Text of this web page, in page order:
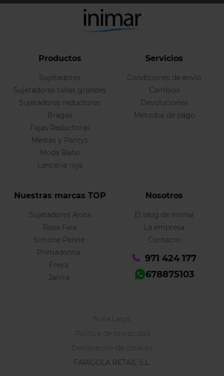
Productos
Sujetadores
Sujetadores tallas grandes
Sujetadores reductores
Bragas
Fajas Reductoras
Medias y Pantys
Moda Baño
Lencería roja
Servicios
Condiciones de envío
Cambios
Devoluciones
Métodos de pago
Nuestras marcas TOP
Sujetadores Anita
Rosa Faia
Simone Perele
Primadonna
Freya
Janira
Nosotros
El blog de Inimar
La empresa
Contacto
971 424 177
678875103
Nota Legal
Política de privacidad
Declaración de cookies
FARIGOLA RETAIL S.L.